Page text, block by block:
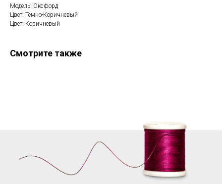
Модель: Оксфорд
Цвет: Темно-Коричневый
Цвет: Коричневый
Смотрите также